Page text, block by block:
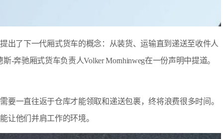
出了下一代厢式货车的概念：从装货、运输直到递送至收件人
-奔驰厢式货车负责人Volker Mornhinweg在一份声明中提道。
一直往返于仓库才能领取和递送包裹，终将浪费很多时间。
让他们并肩工作的环境。